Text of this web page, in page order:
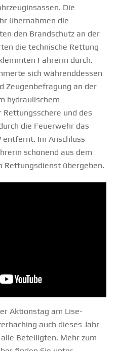
Die
übernahmen die
den Brandschutz an der
die technische Rettung
Fahrerin durch.
sich währenddessen
Zeugenbefragung an der
hydraulischem
und des
die Feuerwehr das
entfernt. Im Anschluss
schonend aus dem
Rettungsdienst übergeben.
Aktionstag am Lise-
auch dieses Jahr
Beteiligten. Mehr zum